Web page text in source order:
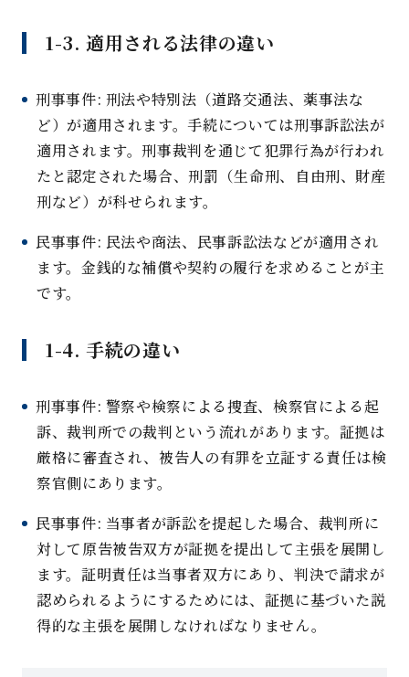
1-3.適用される法律の違い
刑事事件: 刑法や特別法（道路交通法、薬事法な
ど）が適用されます。手続については刑事訴訟法が
適用されます。刑事裁判を通じて犯罪行為が行われ
たと認定された場合、刑罰（生命刑、自由刑、財産
刑など）が科せられます。
民事事件: 民法や商法、民事訴訟法などが適用され
ます。金銭的な補償や契約の履行を求めることが主
です。
1-4.手続の違い
刑事事件: 警察や検察による捜査、検察官による起
訴、裁判所での裁判という流れがあります。証拠は
厳格に審査され、被告人の有罪を立証する責任は検
察官側にあります。
民事事件: 当事者が訴訟を提起した場合、裁判所に
対して原告被告双方が証拠を提出して主張を展開し
ます。証明責任は当事者双方にあり、判決で請求が
認められるようにするためには、証拠に基づいた説
得的な主張を展開しなければなりません。